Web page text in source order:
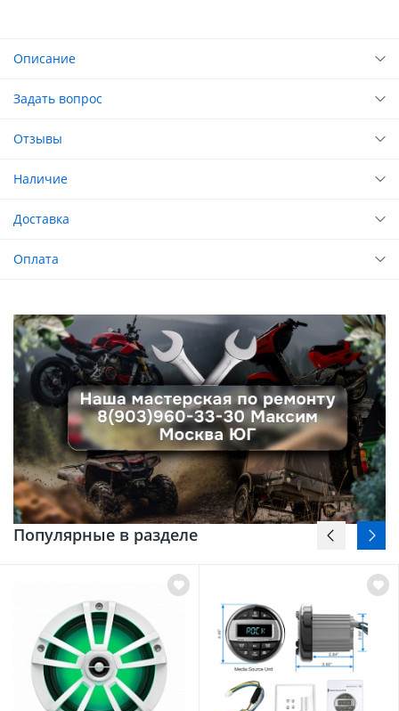
Описание
Задать вопрос
Отзывы
Наличие
Доставка
Оплата
Популярные в разделе